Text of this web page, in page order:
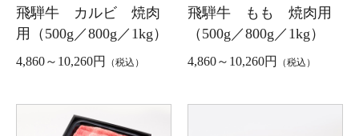
飛騨牛 カルビ 焼肉
用（500g／800g／1kg）
4,860～10,260円 （税込）
飛騨牛 もも 焼肉用
（500g／800g／1kg）
4,860～10,260円 （税込）